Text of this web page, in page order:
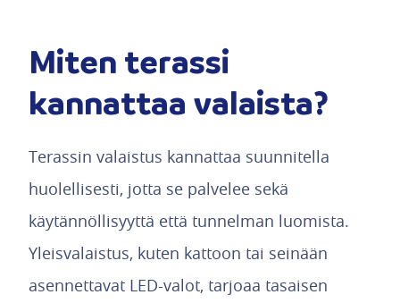
Miten terassi
kannattaa valaista?
Terassin valaistus kannattaa suunnitella
huolellisesti, jotta se palvelee sekä
käytännöllisyyttä että tunnelman luomista.
Yleisvalaistus, kuten kattoon tai seinään
asennettavat LED-valot, tarjoaa tasaisen